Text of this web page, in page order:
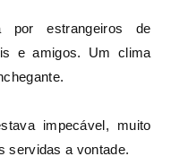
por estrangeiros de
e amigos. Um clima
impecável, muito
servidas a vontade.